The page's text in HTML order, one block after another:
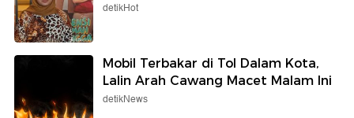
detikHot
Mobil Terbakar di Tol Dalam Kota,
Lalin Arah Cawang Macet Malam Ini
detikNews